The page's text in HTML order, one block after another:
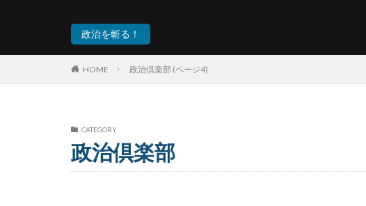
政治を斬る！
HOME 政治倶楽部 (ページ4)
CATEGORY
政治倶楽部